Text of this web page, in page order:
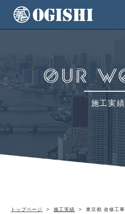
施工実績
トップページ 施工実績 東京都 改修工事